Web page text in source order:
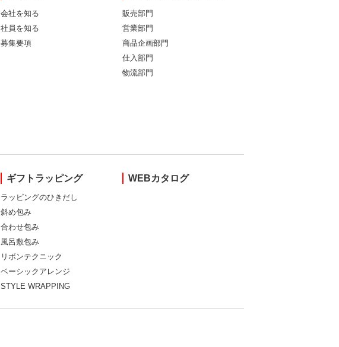
会社を知る
社員を知る
募集要項
販売部門
営業部門
商品企画部門
仕入部門
物流部門
ギフトラッピング
ラッピングのひきだし
斜め包み
合わせ包み
風呂敷包み
リボンテクニック
ベーシックアレンジ
STYLE WRAPPING
WEBカタログ